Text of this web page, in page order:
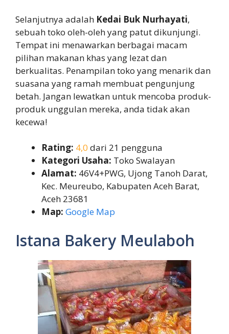
Selanjutnya adalah Kedai Buk Nurhayati,
sebuah toko oleh-oleh yang patut dikunjungi.
Tempat ini menawarkan berbagai macam
pilihan makanan khas yang lezat dan
berkualitas. Penampilan toko yang menarik dan
suasana yang ramah membuat pengunjung
betah. Jangan lewatkan untuk mencoba produk-
produk unggulan mereka, anda tidak akan
kecewa!
Rating: 4,0 dari 21 pengguna
Kategori Usaha: Toko Swalayan
Alamat: 46V4+PWG, Ujong Tanoh Darat,
Kec. Meureubo, Kabupaten Aceh Barat,
Aceh 23681
Map: Google Map
Istana Bakery Meulaboh